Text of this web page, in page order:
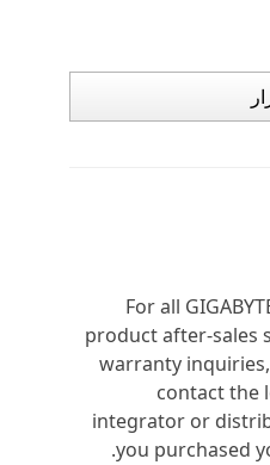
For all
product after-sales
warranty
contact the
integrator or
you purchased